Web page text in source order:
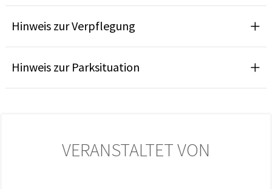
Hinweis zur Verpflegung
Hinweis zur Parksituation
VERANSTALTET VON